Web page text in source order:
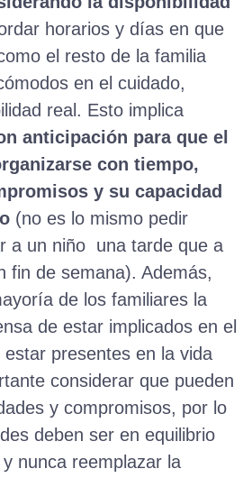
horarios y días en que
el resto de la familia
en el cuidado,
real. Esto implica
anticipación para que el
con tiempo,
y su capacidad
(no es lo mismo pedir
a un niño una tarde que a
fin de semana). Además,
de los familiares la
de estar implicados en el
presentes en la vida
considerar que pueden
y compromisos, por lo
deben ser en equilibrio
nunca reemplazar la